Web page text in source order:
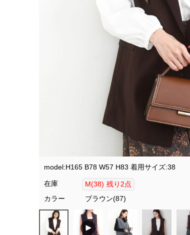
model:H165 B78 W57 H83 着用サイズ:38
在庫 M(38) 残り2点
カラー
ブラウン(87)